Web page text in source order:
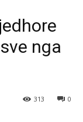
nga
0
313